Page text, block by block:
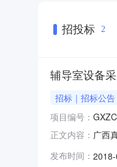
招投标 2
辅导室设备
招标｜招标公告
项目编号：
正文内容： 广西
市铁
发布时间：